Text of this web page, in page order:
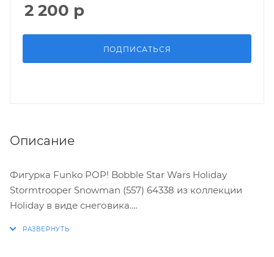
2 200 р
ПОДПИСАТЬСЯ
Описание
Фигурка Funko POP! Bobble Star Wars Holiday
Stormtrooper Snowman (557) 64338 из коллекции
Holiday в виде снеговика.